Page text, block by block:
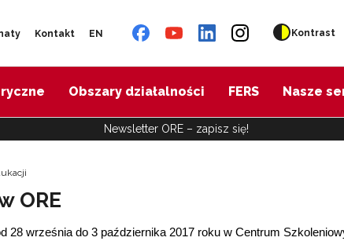
Kontakt EN Kontrast
Obszary działalności FERS Nasze
Newsletter ORE – zapisz się!
ORE
28 września do 3 października 2017 roku w Centrum